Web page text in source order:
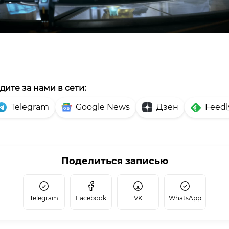
за нами в сети:
Telegram
Google News Дзен
Поделиться записью
Telegram Facebook VK WhatsApp